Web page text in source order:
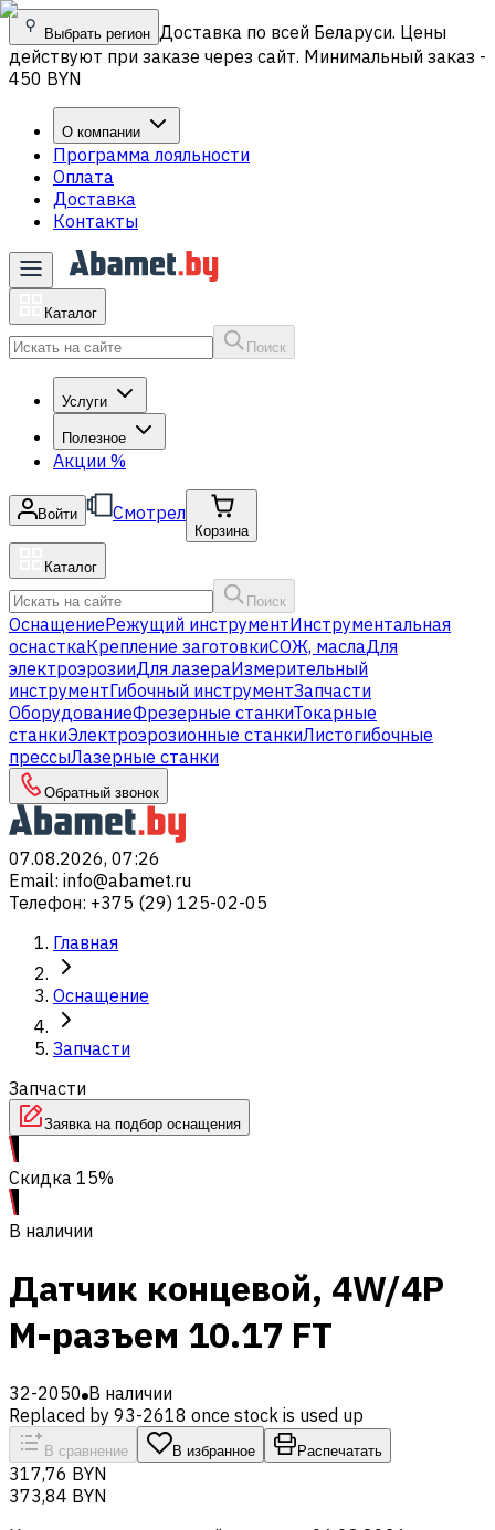
Выбрать регион Доставка по всей Беларуси. Цены
действуют при заказе через сайт. Минимальный заказ -
450 BYN
О компании
Программа лояльности
Оплата
Доставка
Контакты
Каталог
Поиск
Услуги
Полезное
Акции %
Войти Смотрел
Корзина
Каталог
Поиск
ОснащениеРежущий инструментИнструментальная
оснасткаКрепление заготовкиСОЖ, маслаДля
электроэрозииДля лазераИзмерительный
инструментГибочный инструментЗапчасти
ОборудованиеФрезерные станкиТокарные
станкиЭлектроэрозионные станкиЛистогибочные
прессыЛазерные станки
Обратный звонок
07.08.2026, 07:26
Email: info@abamet.ru
Телефон: +375 (29) 125-02-05
Главная
Оснащение
Запчасти
Запчасти
Заявка на подбор оснащения
Скидка 15%
В наличии
Датчик концевой, 4W/4P
M-разъем 10.17 FT
32-2050 В наличии
Replaced by 93-2618 once stock is used up
В сравнение В избранное Распечатать
317,76 BYN
373,84 BYN